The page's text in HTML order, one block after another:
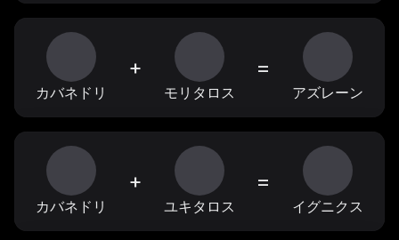
カバネドリ
+
モリタロス
=
アズレーン
カバネドリ
+
ユキタロス
=
イグニクス